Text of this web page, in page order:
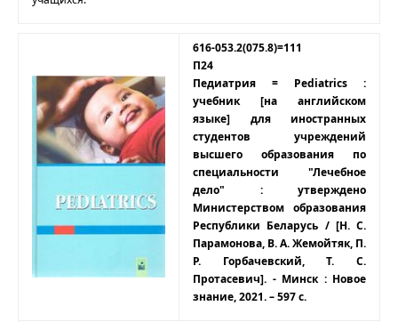
616-053.2(075.8)=111
П24
Педиатрия = Pediatrics :
учебник [на английском
языке] для иностранных
студентов учреждений
высшего образования по
специальности "Лечебное
дело" : утверждено
Министерством образования
Республики Беларусь / [Н. С.
Парамонова, В. А. Жемойтяк, П.
Р. Горбачевский, Т. С.
Протасевич]. - Минск : Новое
знание, 2021. – 597 с.